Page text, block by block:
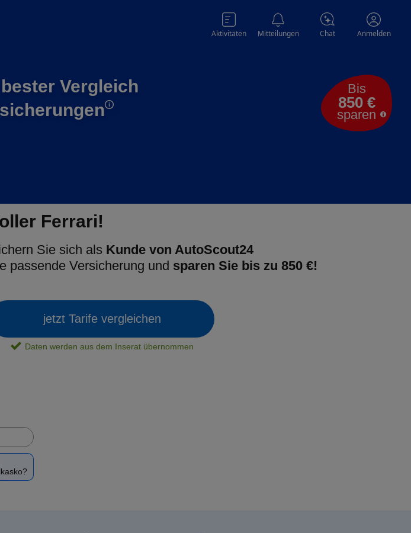
Aktivitäten Mitteilungen Chat Anmelden
bester Vergleich
Bis
850 €
sparen
Ferrari!
Sie sich als Kunde von AutoScout24
passende Versicherung und sparen Sie bis zu 850 €!
jetzt Tarife vergleichen
Daten werden aus dem Inserat übernommen